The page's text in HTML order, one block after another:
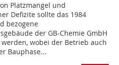
Platzmangel und
Defizite sollte das 1984
bezogene
der GB-Chemie GmbH
wobei der Betrieb auch
Bauphase...